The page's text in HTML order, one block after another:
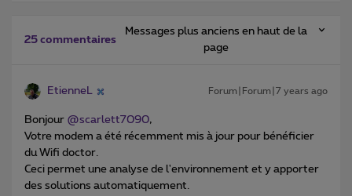
25 commentaires
Messages plus anciens en haut de la
page
EtienneL Forum|Forum|7 years ago
Bonjour @scarlett7090,
Votre modem a été récemment mis à jour pour bénéficier
du Wifi doctor.
Ceci permet une analyse de l'environnement et y apporter
des solutions automatiquement.